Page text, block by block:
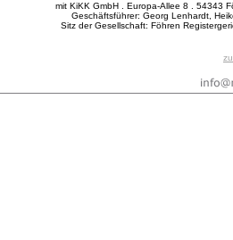
mit KiKK GmbH . Europa-Allee 8 . 54343
Geschäftsführer: Georg Lenhardt,
Sitz der Gesellschaft: Föhren